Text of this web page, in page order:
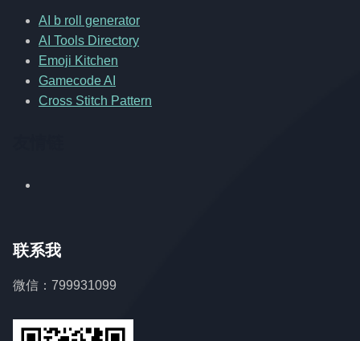
AI b roll generator
AI Tools Directory
Emoji Kitchen
Gamecode AI
Cross Stitch Pattern
联系我
微信：799931099